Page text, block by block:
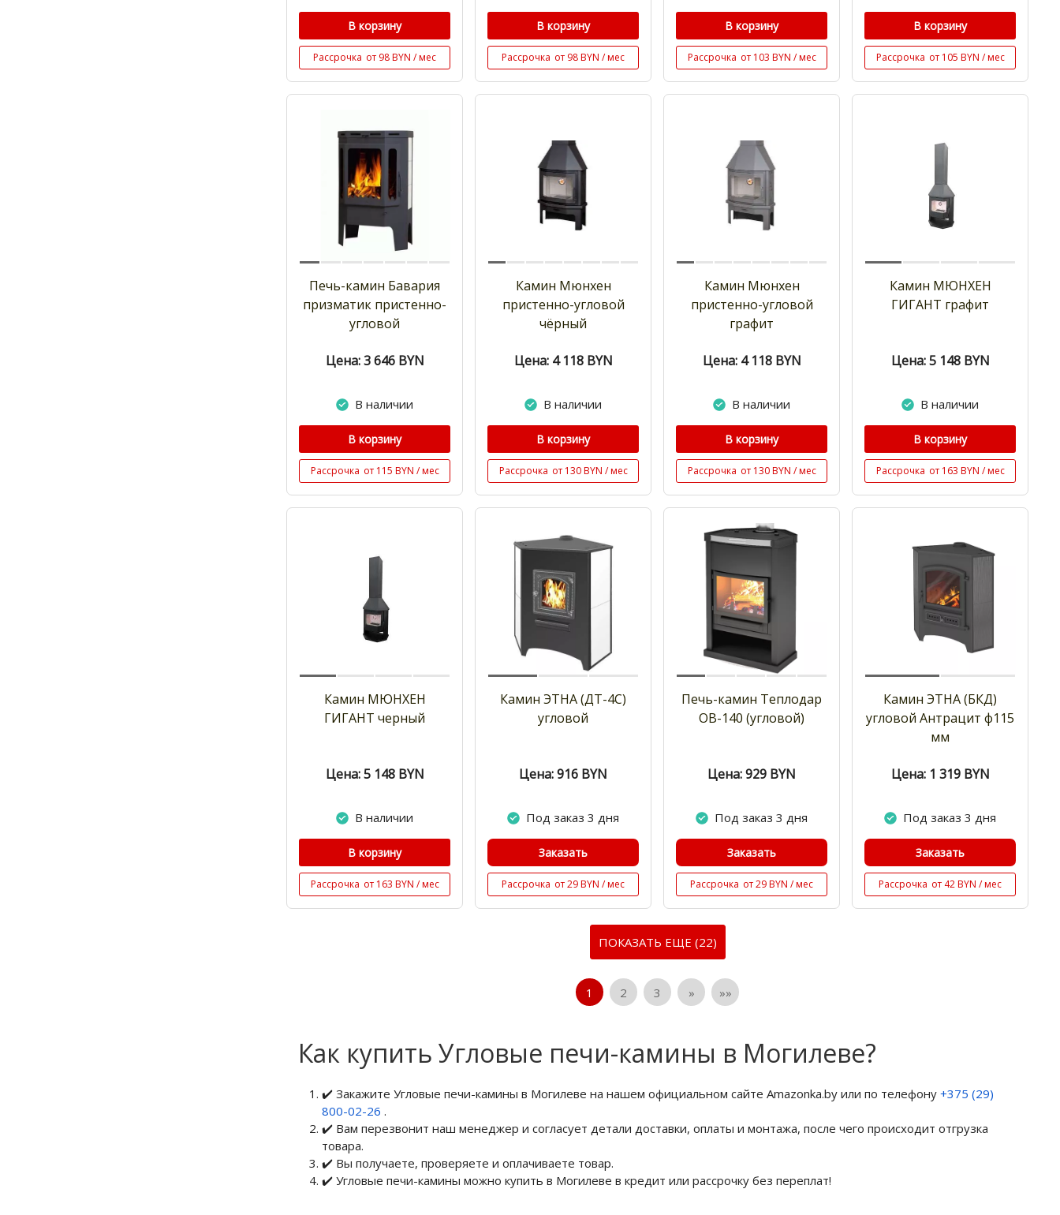
В корзину
Рассрочка от 98 BYN / мес
В корзину
Рассрочка от 98 BYN / мес
В корзину
Рассрочка от 103 BYN / мес
В корзину
Рассрочка от 105 BYN / мес
Печь-камин Бавария
призматик пристенно-
угловой
Цена: 3 646 BYN
В наличии
В корзину
Рассрочка от 115 BYN / мес
Камин Мюнхен
пристенно-угловой
чёрный
Цена: 4 118 BYN
В наличии
В корзину
Рассрочка от 130 BYN / мес
Камин Мюнхен
пристенно-угловой
графит
Цена: 4 118 BYN
В наличии
В корзину
Рассрочка от 130 BYN / мес
Камин МЮНХЕН
ГИГАНТ графит
Цена: 5 148 BYN
В наличии
В корзину
Рассрочка от 163 BYN / мес
Камин МЮНХЕН
ГИГАНТ черный
Цена: 5 148 BYN
В наличии
В корзину
Рассрочка от 163 BYN / мес
Камин ЭТНА (ДТ-4С)
угловой
Цена: 916 BYN
Под заказ 3 дня
Заказать
Рассрочка от 29 BYN / мес
Печь-камин Теплодар
ОВ-140 (угловой)
Цена: 929 BYN
Под заказ 3 дня
Заказать
Рассрочка от 29 BYN / мес
Камин ЭТНА (БКД)
угловой Антрацит ф115
мм
Цена: 1 319 BYN
Под заказ 3 дня
Заказать
Рассрочка от 42 BYN / мес
ПОКАЗАТЬ ЕЩЕ (22)
1 2 3 » »»
Как купить Угловые печи-камины в Могилеве?
✔️ Закажите Угловые печи-камины в Могилеве на нашем официальном сайте Amazonka.by или по телефону +375 (29)
800-02-26 .
✔️ Вам перезвонит наш менеджер и согласует детали доставки, оплаты и монтажа, после чего происходит отгрузка
товара.
✔️ Вы получаете, проверяете и оплачиваете товар.
✔️ Угловые печи-камины можно купить в Могилеве в кредит или рассрочку без переплат!